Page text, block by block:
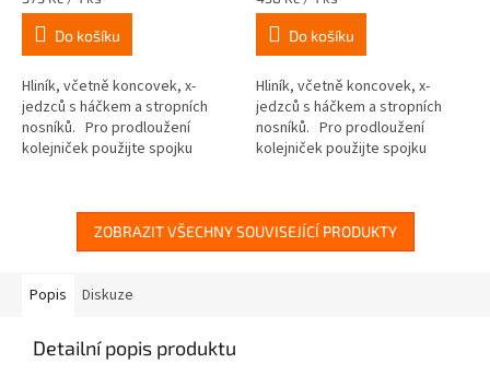
cena:
Do košíku
Hliník, včetně koncovek, x-
jedzců s háčkem a stropních
nosníků. Pro prodloužení
kolejniček použijte spojku
cena:
Do košíku
Hliník, včetně koncovek, x-
jedzců s háčkem a stropních
nosníků. Pro prodloužení
kolejniček použijte spojku
ZOBRAZIT VŠECHNY SOUVISEJÍCÍ PRODUKTY
Popis Diskuze
Detailní popis produktu